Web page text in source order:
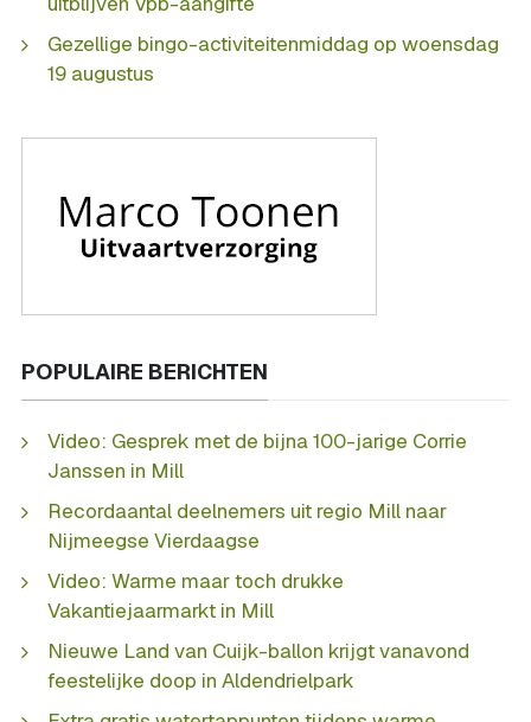
Gezellige bingo-activiteitenmiddag op woensdag
19 augustus
POPULAIRE BERICHTEN
Video: Gesprek met de bijna 100-jarige Corrie
Janssen in Mill
Recordaantal deelnemers uit regio Mill naar
Nijmeegse Vierdaagse
Video: Warme maar toch drukke
Vakantiejaarmarkt in Mill
Nieuwe Land van Cuijk-ballon krijgt vanavond
feestelijke doop in Aldendrielpark